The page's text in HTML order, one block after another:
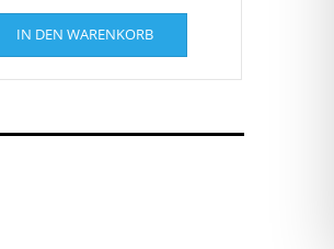
IN DEN WARENKORB